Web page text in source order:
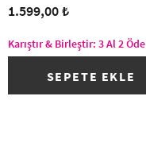
1.599,00 ₺
Karıştır & Birleştir: 3 Al 2 Öde
SEPETE EKLE